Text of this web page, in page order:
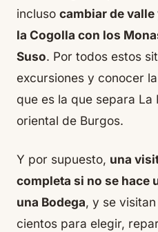
incluso cambiar de
la Cogolla con los
Suso. Por todos estos
excursiones y conocer
que es la que separa La
oriental de Burgos.
Y por supuesto, una
completa si no se hace
una Bodega, y se
cientos para elegir,